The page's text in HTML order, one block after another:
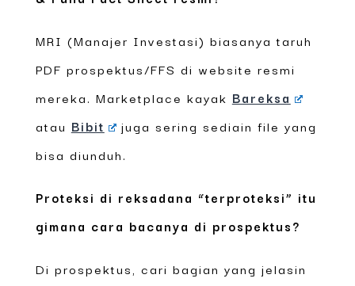
MRI (Manajer Investasi) biasanya taruh
PDF prospektus/FFS di website resmi
mereka. Marketplace kayak Bareksa
atau Bibit
juga sering sediain file yang
bisa diunduh.
Proteksi di reksadana “terproteksi” itu
gimana cara bacanya di prospektus?
Di prospektus, cari bagian yang jelasin